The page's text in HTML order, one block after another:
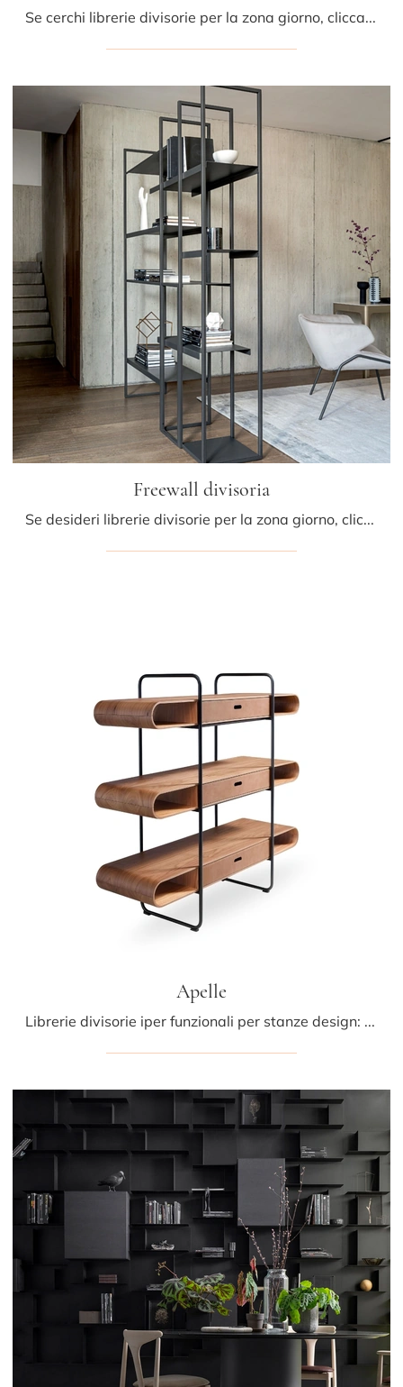
Se cerchi librerie divisorie per la zona giorno, clicca e scopri le nostre soluzioni design: il modello Address Cattelan Italia ti aspetta!
Freewall divisoria
Se desideri librerie divisorie per la zona giorno, clicca e scopri le nostre soluzioni design: il modello Freewall divisoria Riflessi ti sta ...
Apelle
Librerie divisorie iper funzionali per stanze design: ottieni informazioni sul modello Apelle del brand Midj!